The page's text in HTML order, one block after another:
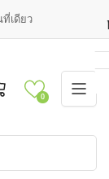
เดียว
mini cart
0